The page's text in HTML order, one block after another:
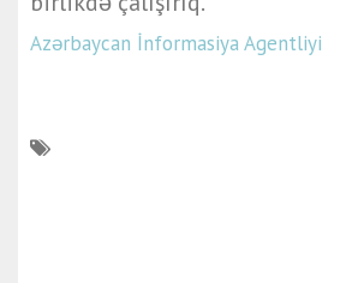
Azərbaycan İnformasiya Agentliyi